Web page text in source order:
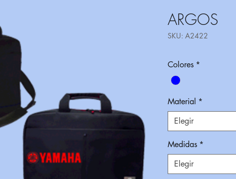
ARGOS
SKU: A2422
Colores *
Material *
Elegir
Medidas *
Elegir